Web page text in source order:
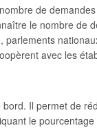
de
le nombre de
avec les
Il permet de
le